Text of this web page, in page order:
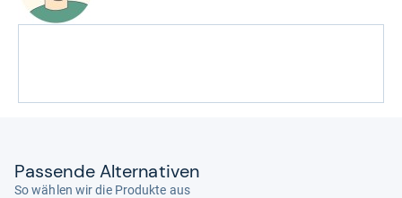
Pas­sende Alter­na­ti­ven
So wählen wir die Produkte aus